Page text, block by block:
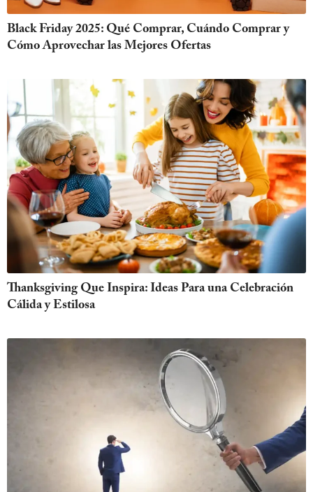
Black Friday 2025: Qué Comprar, Cuándo Comprar y
Cómo Aprovechar las Mejores Ofertas
Thanksgiving Que Inspira: Ideas Para una Celebración
Cálida y Estilosa